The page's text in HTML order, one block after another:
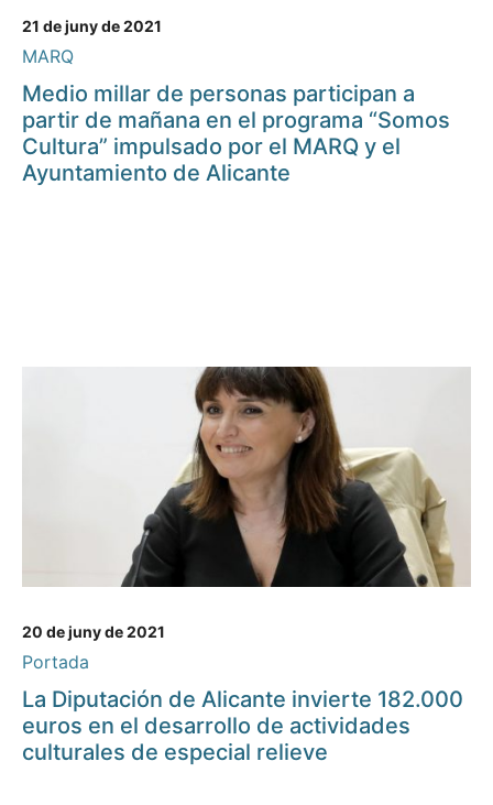
21 de juny de 2021
MARQ
Medio millar de personas participan a
partir de mañana en el programa “Somos
Cultura” impulsado por el MARQ y el
Ayuntamiento de Alicante
20 de juny de 2021
Portada
La Diputación de Alicante invierte 182.000
euros en el desarrollo de actividades
culturales de especial relieve